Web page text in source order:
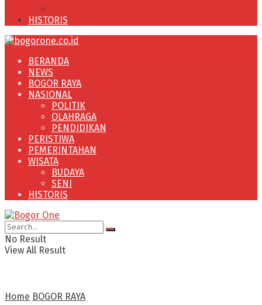
HISTORIS
BERANDA
NEWS
BOGOR RAYA
NASIONAL
POLITIK
OLAHRAGA
PENDIDIKAN
PERISTIWA
PEMERINTAHAN
WISATA
BUDAYA
SENI
HISTORIS
No Result
View All Result
Home BOGOR RAYA